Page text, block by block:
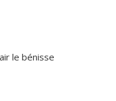
le bénisse